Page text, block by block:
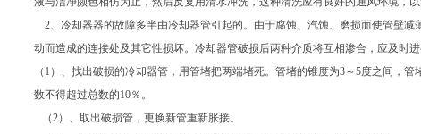
2、冷却器器的故障多半由冷却器管引起的。由于腐蚀、汽蚀、磨损而使管壁减
动而造成的连接处及其它性损坏。冷却器管破损后两种介质将互相渗合，应及时进
（1）、找出破损的冷却器管，用管堵把两端堵死。管堵的锥度为3～5度之间，
数不得超过总数的10％。
（2）、取出破损管，更换新管重新胀接。